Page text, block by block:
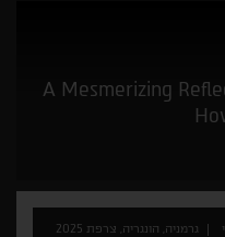
A Mesmerizing
גרמניה, הונגריה, צרפת 2025